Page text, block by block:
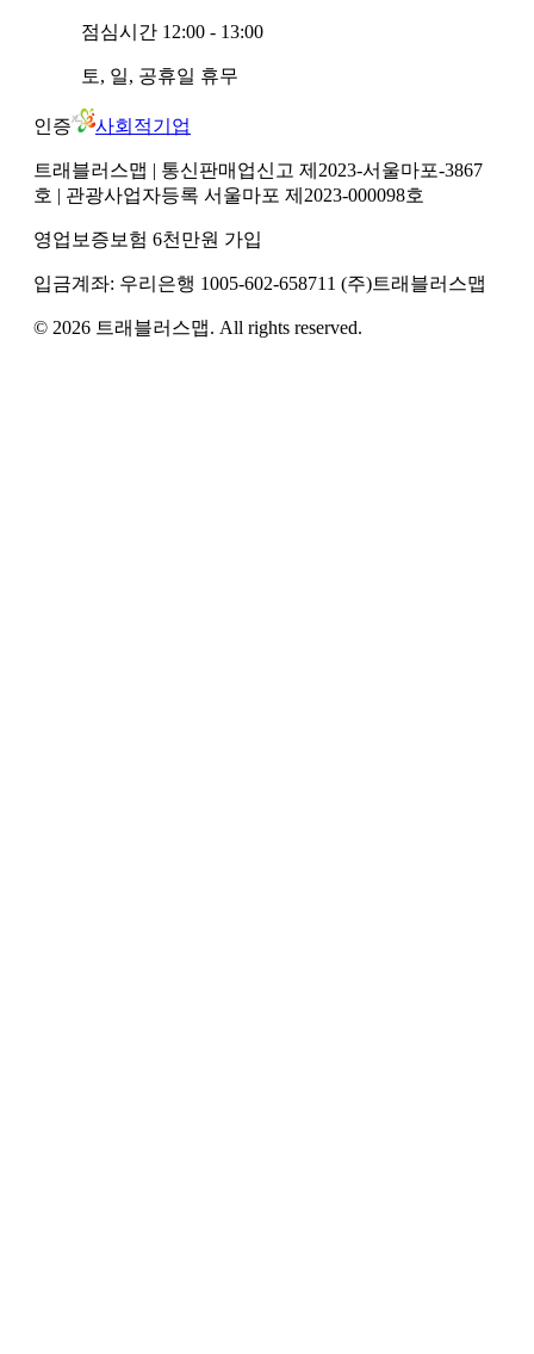
점심시간 12:00 - 13:00
토, 일, 공휴일 휴무
인증 사회적기업
트래블러스맵 | 통신판매업신고 제2023-서울마포-3867
호 | 관광사업자등록 서울마포 제2023-000098호
영업보증보험 6천만원 가입
입금계좌: 우리은행 1005-602-658711 (주)트래블러스맵
© 2026 트래블러스맵. All rights reserved.